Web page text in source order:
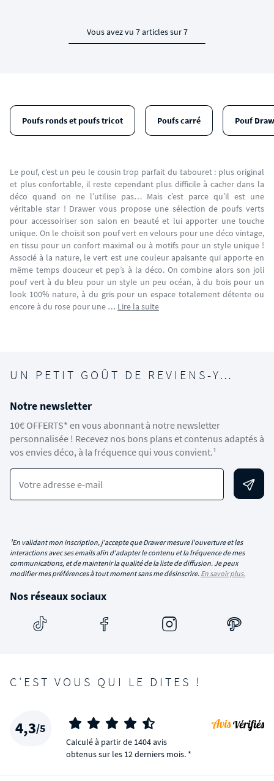
Vous avez vu 7 articles sur 7
Poufs ronds et poufs tricot Poufs carré Pouf
Le pouf, c’est un peu le cousin trop parfait du tabouret : plus original
et plus confortable, il reste cependant plus difficile à cacher dans la
déco quand on ne l’utilise pas… Mais c’est parce qu’il est une
véritable star ! Drawer vous propose une sélection de poufs verts
pour accessoiriser son salon en beauté et lui apporter une touche
unique. On le choisit son pouf vert en velours pour une déco vintage,
en tissu pour un confort maximal ou à motifs pour un style unique !
Associé à la nature, le vert est une couleur apaisante qui apporte en
même temps douceur et pep’s à la déco. On combine alors son joli
pouf vert à du bleu pour un style un peu océan, à du bois pour un
look 100% nature, à du gris pour un espace totalement détente ou
encore à du rose pour une … Lire la suite
UN PETIT GOÛT DE REVIENS-Y…
Notre newsletter
10€ OFFERTS* en vous abonnant à notre newsletter
personnalisée ! Recevez nos bons plans et contenus adaptés à
vos envies déco, à la fréquence qui vous convient.¹
Votre adresse e-mail
¹En validant mon inscription, j'accepte que Drawer mesure l'ouverture et les
interactions avec ses emails afin d'adapter le contenu et la fréquence de mes
communications, et de maintenir la qualité de la liste de diffusion. Je peux
modifier mes préférences à tout moment sans me désinscrire. En savoir plus.
Nos réseaux sociaux
C'EST VOUS QUI LE DITES !
4,3/5
Calculé à partir de 1404 avis
obtenus sur les 12 derniers mois. *